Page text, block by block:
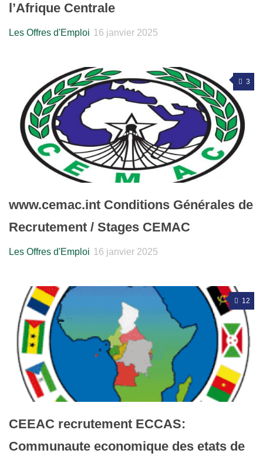
l’Afrique Centrale
Les Offres d'Emploi 16 janvier 2025
3
www.cemac.int Conditions Générales de
Recrutement / Stages CEMAC
Les Offres d'Emploi 16 janvier 2025
12
CEEAC recrutement ECCAS:
Communaute economique des etats de